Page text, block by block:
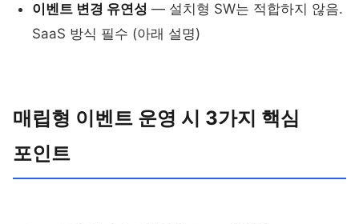
이벤트 변경 유연성 — 설치형 SW는 적합하지 않음.
SaaS 방식 필수 (아래 설명)
매립형 이벤트 운영 시 3가지 핵심
포인트